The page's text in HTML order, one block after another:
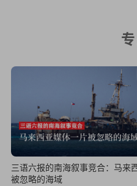
三语六报的南海叙事竞合：马来
被忽略的海域